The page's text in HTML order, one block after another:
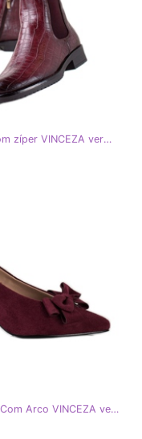
Botas elegantes com zíper VINCEZA vermelho multicolorido
Bombas Burgundy Com Arco VINCEZA vermelho multicolorido